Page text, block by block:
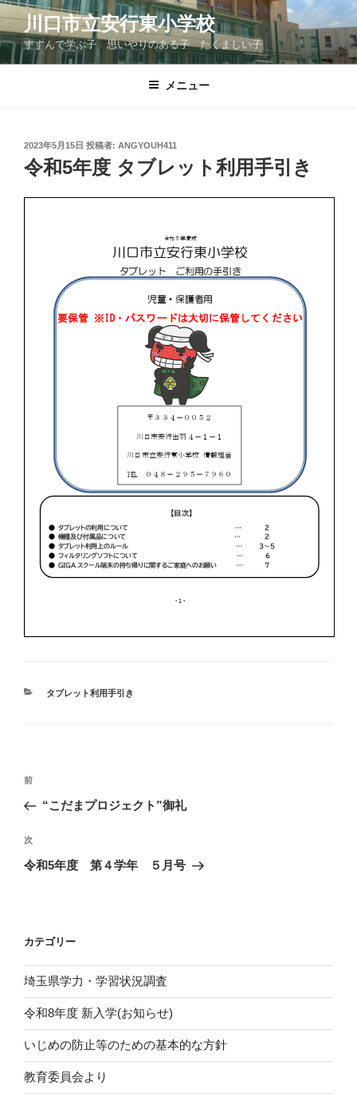
コ
ン
テ
ン
川口市立安行東小学校
すすんで学ぶ子 思いやりのある子 たくましい子
メニュー
投
稿
日:
2023年5月15日 投稿者: ANGYOUH411
令和5年度 タブレット利用手引き
カ
タブレット利用手引き
投
ナ
ビ
ゲ
ン
前
の
稿
前
“こだまプロジェクト”御礼
次
の
次
令和5年度 第４学年 ５月号
カテゴリー
埼玉県学力・学習状況調査
令和8年度 新入学(お知らせ)
いじめの防止等のための基本的な方針
教育委員会より